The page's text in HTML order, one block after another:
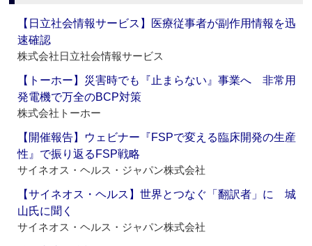
【日立社会情報サービス】医療従事者が副作用情報を迅
速確認
株式会社日立社会情報サービス
【トーホー】災害時でも『止まらない』事業へ 非常用
発電機で万全のBCP対策
株式会社トーホー
【開催報告】ウェビナー『FSPで変える臨床開発の生産
性』で振り返るFSP戦略
サイネオス・ヘルス・ジャパン株式会社
【サイネオス・ヘルス】世界とつなぐ「翻訳者」に 城
山氏に聞く
サイネオス・ヘルス・ジャパン株式会社